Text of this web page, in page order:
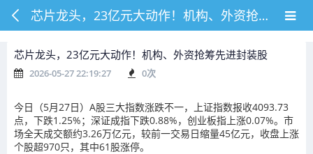
芯片龙头，23亿元大动作！机构、外资抢筹先进封装股
芯片龙头，23亿元大动作！机构、外资抢筹先进封装股
2026-05-27 22:19:27 0次
今日（5月27日）A股三大指数涨跌不一，上证指数报收4093.73
点，下跌1.25%；深证成指下跌0.88%，创业板指上涨0.07%。市
场全天成交额约3.26万亿元，较前一交易日缩量45亿元，收盘上涨
个股超970只，其中61股涨停。